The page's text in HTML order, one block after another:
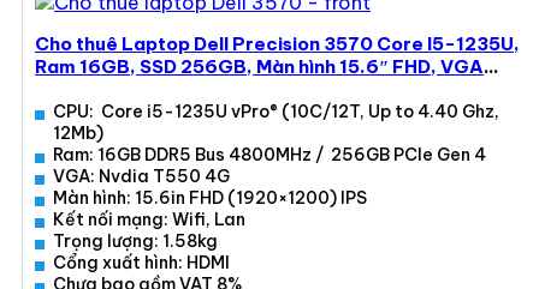
Cho thuê Laptop Dell Precision 3570 Core I5-1235U,
Ram 16GB, SSD 256GB, Màn hình 15.6″ FHD, VGA
CPU: Core i5-1235U vPro® (10C/12T, Up to 4.40 Ghz,
12Mb)
Ram: 16GB DDR5 Bus 4800MHz / 256GB PCIe Gen 4
VGA: Nvdia T550 4G
Màn hình: 15.6in FHD (1920×1200) IPS
Kết nối mạng: Wifi, Lan
Trọng lượng: 1.58kg
Cổng xuất hình: HDMI
Chưa bao gồm VAT 8%